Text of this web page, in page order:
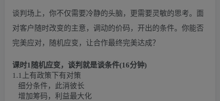
谈判场上，你不仅需要冷静的头脑，更需要灵敏的思考。面
对客户随时改变的主意，调动的价码，开出的条件。你能否
完美应对，随机应变，让合作最终完美达成？
课时1随机应变，谈判就是谈条件(16分钟)
1.1上有政策下有对策
细分条件，此消彼长
增加筹码，利益最大化